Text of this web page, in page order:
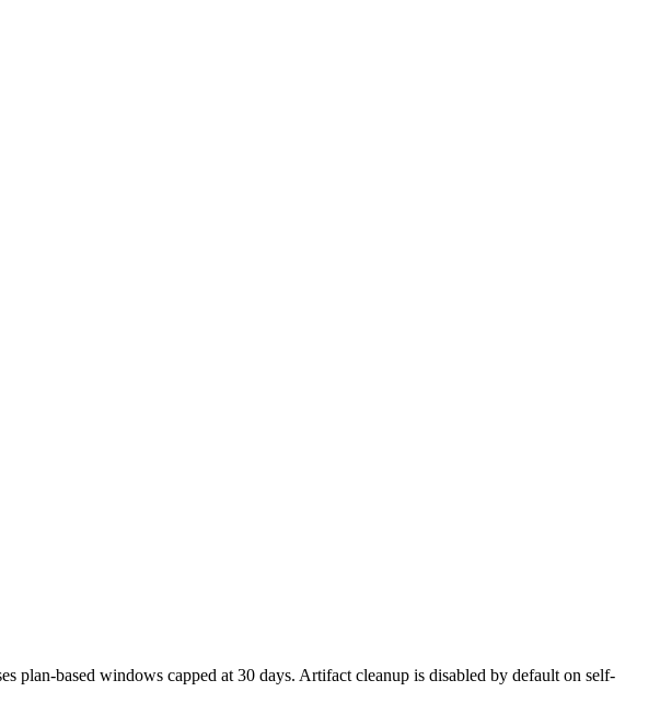
plan-based windows capped at 30 days. Artifact cleanup is disabled by default on self-